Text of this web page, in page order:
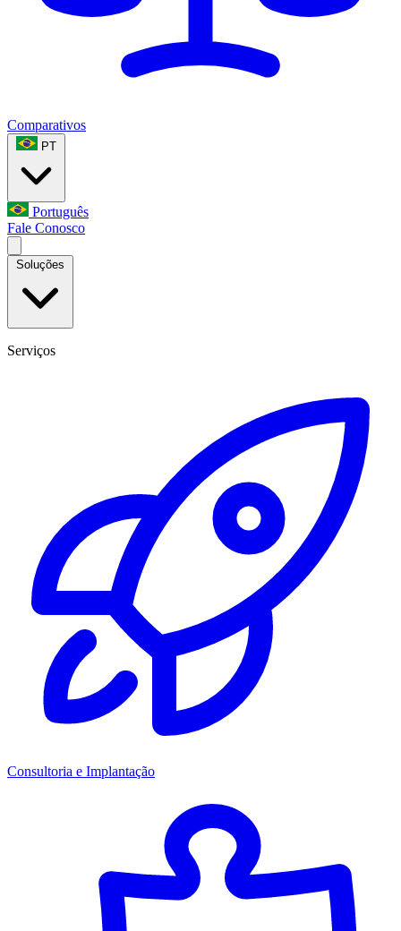
Comparativos
PT
Português
Fale Conosco
Soluções
Serviços
Consultoria e Implantação